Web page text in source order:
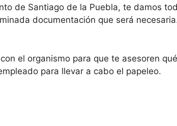
de Santiago de la Puebla, te damos
documentación que será
el organismo para que te asesoren
para llevar a cabo el papeleo.